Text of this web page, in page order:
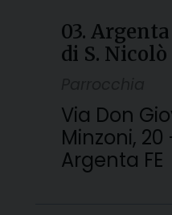
03.
di S. Nicolò
Via Don
Minzoni, 20
Argenta FE